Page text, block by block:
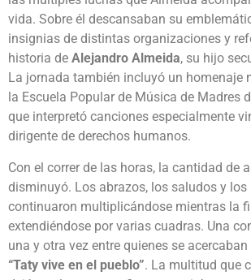
vida. Sobre él descansaban su
insignias de distintas organizaciones y
historia de Alejandro Almeida, su hijo
La jornada también incluyó un homenaje
la Escuela Popular de Música de Madres
que interpretó canciones especialmente
dirigente de derechos humanos.
Con el correr de las horas, la cantidad de
disminuyó. Los abrazos, los saludos y los
continuaron multiplicándose mientras la
extendiéndose por varias cuadras. Una
una y otra vez entre quienes se
“Taty vive en el pueblo”. La multitud que